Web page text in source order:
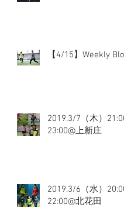
【4/15】Weekly
2019.3/7（木）
23:00@上新庄
2019.3/6（水）
22:00@北花田